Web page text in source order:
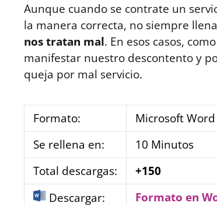
Aunque cuando se contrate un
la manera correcta, no siempre
nos tratan mal. En esos casos,
manifestar nuestro descontento y
queja por mal servicio.
Formato:
Microsoft Word
Se rellena en:
10 Minutos
Total descargas:
+150
Descargar:
Formato en